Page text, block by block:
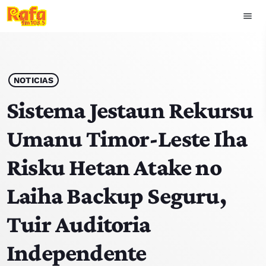
menu
play_arrow OUVIR RAFA
HOME
NOTISIA
EKIPA
TOP 15
PODCAST SIRA
NOTICIAS
Sistema Jestaun Rekursu
Umanu Timor-Leste Iha
Risku Hetan Atake no
Laiha Backup Seguru,
Tuir Auditoria
Independente